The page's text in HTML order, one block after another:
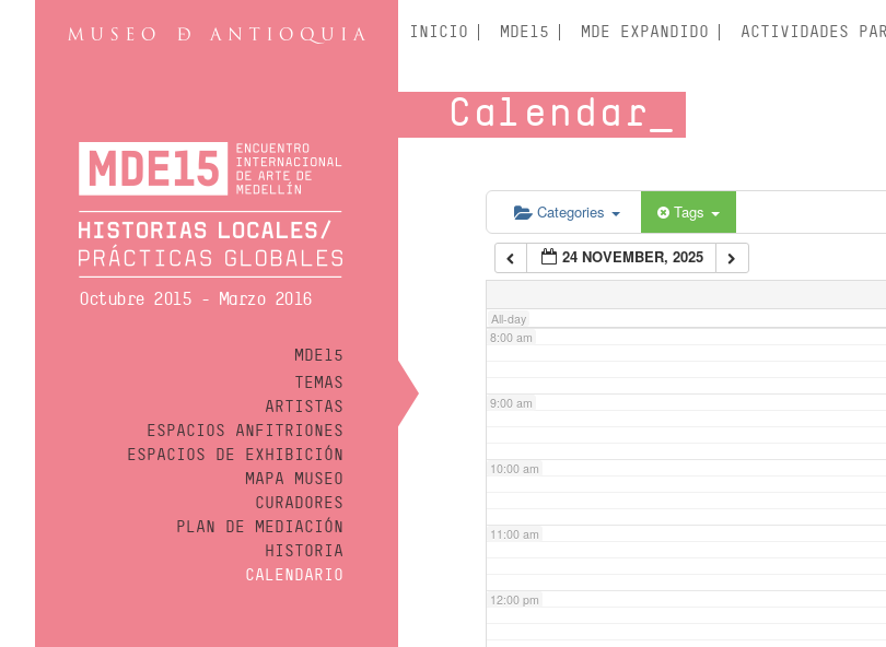
Octubre 2015 - Marzo 2016
MDE15
TEMAS
ARTISTAS
ESPACIOS ANFITRIONES
ESPACIOS DE EXHIBICIÓN
MAPA MUSEO
CURADORES
PLAN DE MEDIACIÓN
HISTORIA
CALENDARIO
INICIO MDE15 MDE EXPANDIDO ACTIVIDADES
Calendar
Categories Tags
24 NOVEMBER, 2025
All-day
5:00 am
6:00 am
7:00 am
8:00 am
9:00 am
10:00 am
11:00 am
12:00 pm